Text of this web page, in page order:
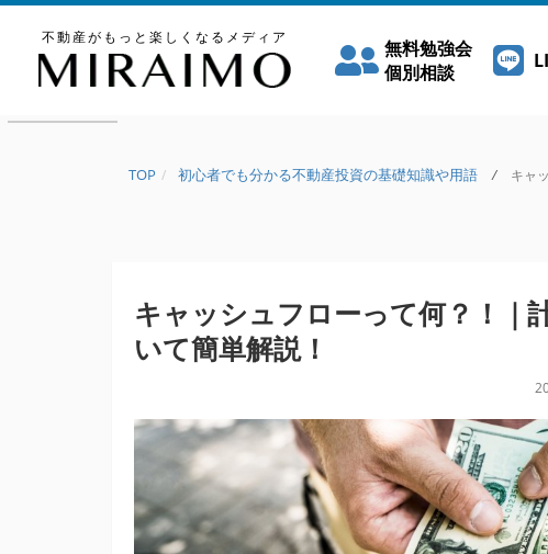
不動産がもっと楽しくなるメディア
無料勉強会
個別相談
TOP 初心者でも分かる不動産投資の基礎知識や用語 / キャ
キャッシュフローって何？！｜
いて簡単解説！